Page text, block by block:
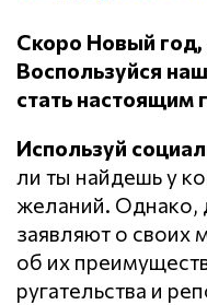
Скоро Новый год,
Воспользуйся
стать настоящим
Используй
ли ты найдешь у
желаний. Однако,
заявляют о своих
об их
ругательства и